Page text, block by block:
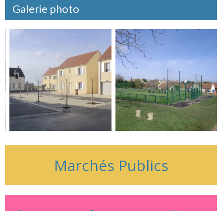
Galerie photo
Marchés Publics